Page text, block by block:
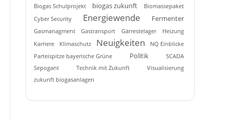
Biogas Schulprojekt
biogas zukunft
Biomassepaket
Cyber Security
Energiewende Fermenter
Gasmanagment Gastransport Gärrestelager
Heizung
Karriere
Klimaschutz Neuigkeiten
NQ Einblicke
Parteispitze bayerische Grüne
Politik
SCADA
Sepogant
Technik mit Zukunft
Visualisierung
zukunft biogasanlagen